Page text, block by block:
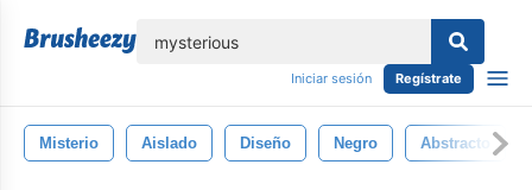
Iniciar sesión Regístrate
Misterio Aislado Diseño Negro Abstracto